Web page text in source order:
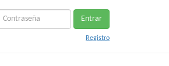
Entrar
Registro